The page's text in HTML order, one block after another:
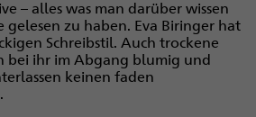
– alles was man darüber wissen
gelesen zu haben. Eva Biringer hat
Schreibstil. Auch trockene
bei ihr im Abgang blumig und
keinen faden